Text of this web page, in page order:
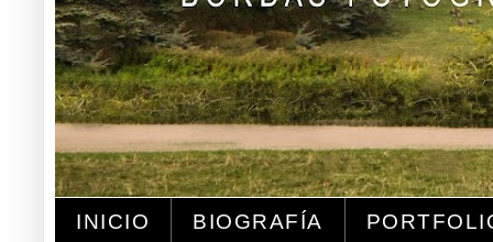
INICIO BIOGRAFÍA